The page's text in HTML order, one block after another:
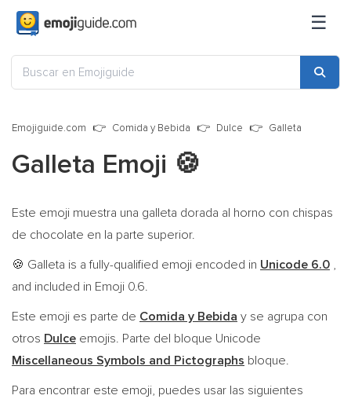
☰
Emojiguide.com Comida y Bebida Dulce Galleta
Galleta Emoji 🍪
Este emoji muestra una galleta dorada al horno con chispas
de chocolate en la parte superior.
🍪 Galleta is a fully-qualified emoji encoded in Unicode 6.0 ,
and included in Emoji 0.6.
Este emoji es parte de Comida y Bebida y se agrupa con
otros Dulce emojis. Parte del bloque Unicode
Miscellaneous Symbols and Pictographs bloque.
Para encontrar este emoji, puedes usar las siguientes